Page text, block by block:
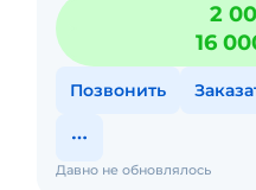
2
16
Позвонить
Давно не обновлялось